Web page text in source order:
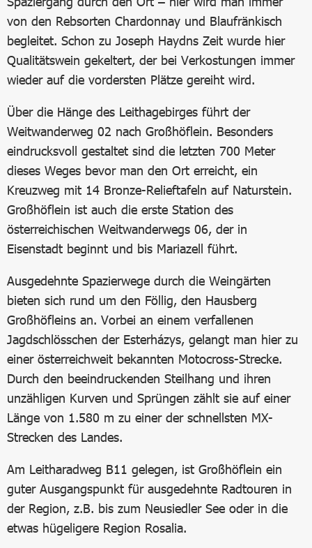
von den Rebsorten Chardonnay und Blaufränkisch
begleitet. Schon zu Joseph Haydns Zeit wurde hier
Qualitätswein gekeltert, der bei Verkostungen immer
wieder auf die vordersten Plätze gereiht wird.
Über die Hänge des Leithagebirges führt der
Weitwanderweg 02 nach Großhöflein. Besonders
eindrucksvoll gestaltet sind die letzten 700 Meter
dieses Weges bevor man den Ort erreicht, ein
Kreuzweg mit 14 Bronze-Relieftafeln auf Naturstein.
Großhöflein ist auch die erste Station des
österreichischen Weitwanderwegs 06, der in
Eisenstadt beginnt und bis Mariazell führt.
Ausgedehnte Spazierwege durch die Weingärten
bieten sich rund um den Föllig, den Hausberg
Großhöfleins an. Vorbei an einem verfallenen
Jagdschlösschen der Esterházys, gelangt man hier zu
einer österreichweit bekannten Motocross-Strecke.
Durch den beeindruckenden Steilhang und ihren
unzähligen Kurven und Sprüngen zählt sie auf einer
Länge von 1.580 m zu einer der schnellsten MX-
Strecken des Landes.
Am Leitharadweg B11 gelegen, ist Großhöflein ein
guter Ausgangspunkt für ausgedehnte Radtouren in
der Region, z.B. bis zum Neusiedler See oder in die
etwas hügeligere Region Rosalia.